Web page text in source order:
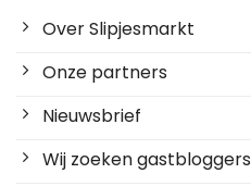
Over Slipjesmarkt
Onze partners
Nieuwsbrief
Wij zoeken gastbloggers